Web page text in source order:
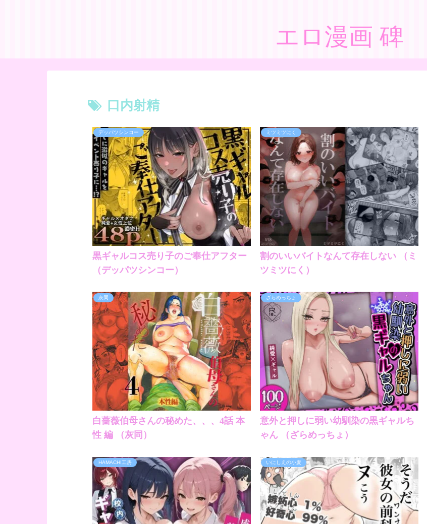
エロ漫画 碑
口内射精
デッパツシンコー
黒ギャルコス売り子のご奉仕アフター
（デッパツシンコー）
ミツミツにく
割のいいバイトなんて存在しない （ミ
ツミツにく）
灰同
白薔薇伯母さんの秘めた、、、4話 本
性 編 （灰同）
ざらめっちょ
意外と押しに弱い幼馴染の黒ギャルち
ゃん （ざらめっちょ）
HAMACHI工房 いにしえの小麦